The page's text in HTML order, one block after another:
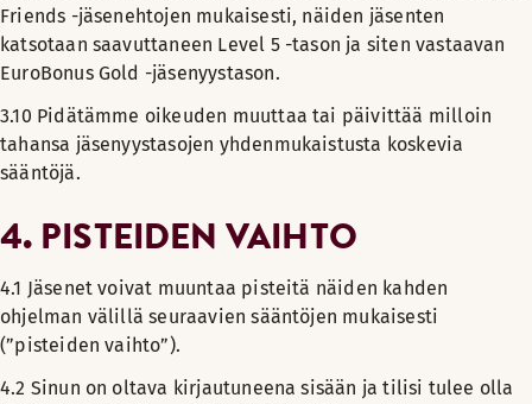
Friends -jäsenehtojen mukaisesti, näiden jäsenten
katsotaan saavuttaneen Level 5 -tason ja siten vastaavan
EuroBonus Gold -jäsenyystason.
3.10 Pidätämme oikeuden muuttaa tai päivittää milloin
tahansa jäsenyystasojen yhdenmukaistusta koskevia
sääntöjä.
4. PISTEIDEN VAIHTO
4.1 Jäsenet voivat muuntaa pisteitä näiden kahden
ohjelman välillä seuraavien sääntöjen mukaisesti
(”pisteiden vaihto”).
4.2 Sinun on oltava kirjautuneena sisään ja tilisi tulee olla